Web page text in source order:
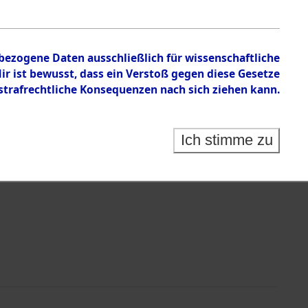
Daten ausschließlich für wissenschaftliche
bewusst, dass ein Verstoß gegen diese Gesetze
Konsequenzen nach sich ziehen kann.
Ich stimme zu